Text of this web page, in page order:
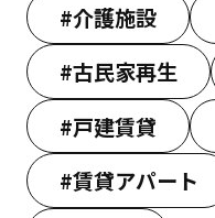
#介護施設
#古民家再生
#戸建賃貸
#賃貸アパート